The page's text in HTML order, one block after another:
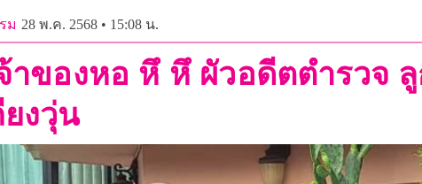
ม 28 พ.ค. 2568 • 15:08 น.
าของหอ หึ หึ ผัวอดีตตำรวจ
งวุ่น